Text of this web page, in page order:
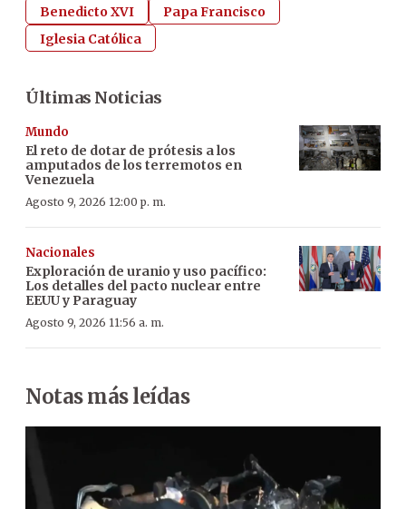
Benedicto XVI
Papa Francisco
Iglesia Católica
Últimas Noticias
Mundo
El reto de dotar de prótesis a los
amputados de los terremotos en
Venezuela
Agosto 9, 2026 12:00 p. m.
Nacionales
Exploración de uranio y uso pacífico:
Los detalles del pacto nuclear entre
EEUU y Paraguay
Agosto 9, 2026 11:56 a. m.
Notas más leídas